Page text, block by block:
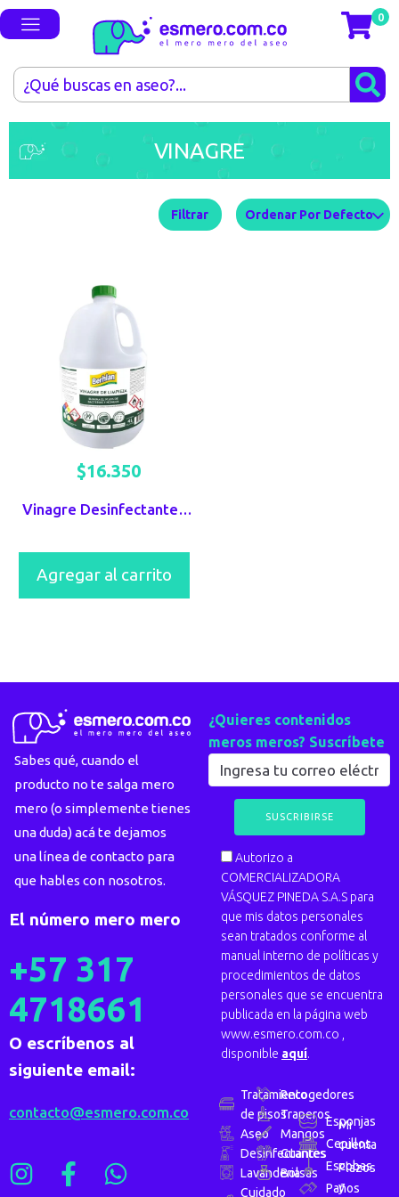
0
VINAGRE
Filtrar
Vinagre Desinfectante Berhlan x 4000ml
$16.350
Agregar al carrito
Sabes qué, cuando el
producto no te salga mero
mero (o simplemente tienes
una duda) acá te dejamos
una línea de contacto para
que hables con nosotros.
El número mero mero
+57 317
4718661
O escríbenos al
siguiente email:
contacto@esmero.com.co
¿Quieres contenidos
meros meros? Suscríbete
Autorizo a
COMERCIALIZADORA
VÁSQUEZ PINEDA S.A.S para
que mis datos personales
sean tratados conforme al
manual interno de políticas y
procedimientos de datos
personales que se encuentra
publicada en la página web
www.esmero.com.co ,
disponible aquí.
Tratamiento
de pisos
Aseo
Desinfectantes
Lavanderia
Cuidado
Recogedores
Traperos
Mangos
Guantes
Bolsas
Esponjas
Cepillos
Escobas
Paños
Mi
cuenta
Plazos
y